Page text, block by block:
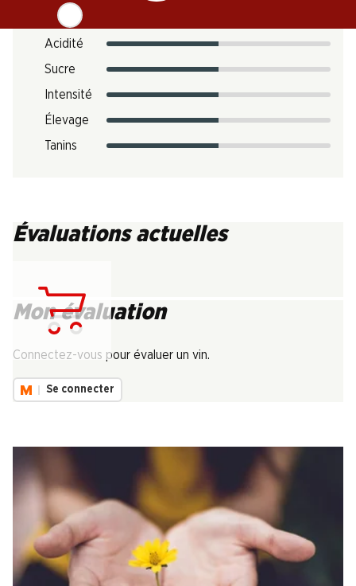
Acidité
Sucre
Intensité
Élevage
Tanins
Évaluations actuelles
Mon évaluation
Connectez-vous pour évaluer un vin.
Se connecter